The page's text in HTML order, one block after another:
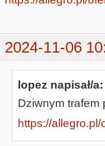
2024-11-06
lopez napisał/a:
Dziwnym trafem
https://